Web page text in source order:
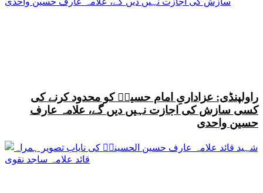
راولپنڈی: عزاداریِ امام حسینؑ کو محدود کرنے کی
کسی سازش کی اجازت نہیں دیں گے، علامہ عارف
حسین واحدی